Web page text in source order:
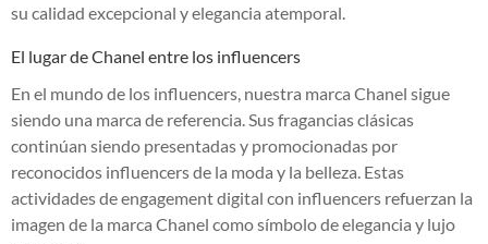
su calidad excepcional y elegancia atemporal.
El lugar de Chanel entre los influencers
En el mundo de los influencers, nuestra marca Chanel sigue
siendo una marca de referencia. Sus fragancias clásicas
continúan siendo presentadas y promocionadas por
reconocidos influencers de la moda y la belleza. Estas
actividades de engagement digital con influencers refuerzan la
imagen de la marca Chanel como símbolo de elegancia y lujo